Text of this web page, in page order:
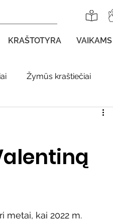
KRAŠTOTYRA VAIKAMS
Žymūs kraštiečiai
Kilnojamos parodos
metai, kai 2022 m.